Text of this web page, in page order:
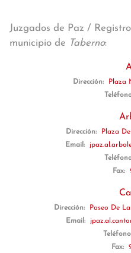
Juzgados de Paz /
municipio de Taberno:
Dirección:
Plaza
Dirección:
Plaza
Email:
Fax:
Dirección:
Paseo De
Email:
Fax: